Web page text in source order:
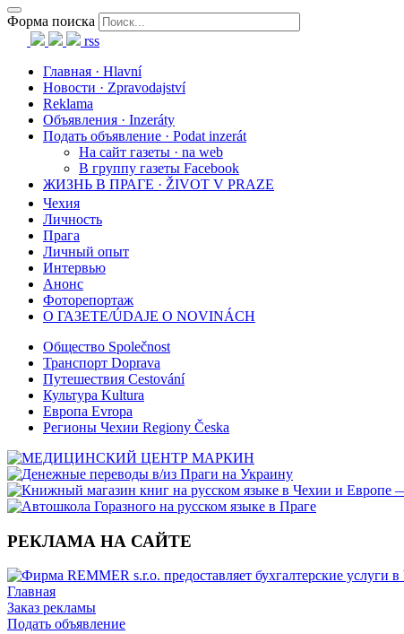
Форма поиска
rss
Главная · Hlavní
Новости · Zpravodajství
Reklama
Объявления · Inzeráty
Подать объявление · Podat inzerát
На сайт газеты · na web
В группу газеты Facebook
ЖИЗНЬ В ПРАГЕ · ŽIVOT V PRAZE
Чехия
Личность
Прага
Личный опыт
Интервью
Анонс
Фоторепортаж
О ГАЗЕТЕ/ÚDAJE O NOVINÁCH
Общество Společnost
Транспорт Doprava
Путешествия Cestování
Культура Kultura
Европа Evropa
Регионы Чехии Regiony Česka
РЕКЛАМА НА САЙТЕ
Главная
Заказ рекламы
Подать объявление